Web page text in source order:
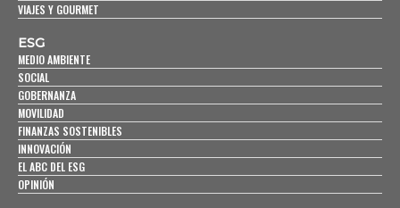
VIAJES Y GOURMET
ESG
MEDIO AMBIENTE
SOCIAL
GOBERNANZA
MOVILIDAD
FINANZAS SOSTENIBLES
INNOVACIÓN
EL ABC DEL ESG
OPINIÓN